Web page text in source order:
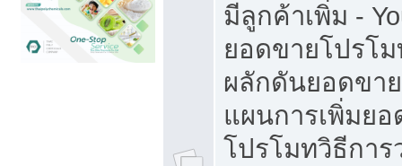
มีลูกค้าเพิ่ม -
ยอดขายโปรโ
ผลักดันยอดขา
แผนการเพิ่มย
โปรโมทวิธีการ